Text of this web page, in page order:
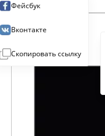
Фейсбук
Вконтакте
Скопировать ссылку